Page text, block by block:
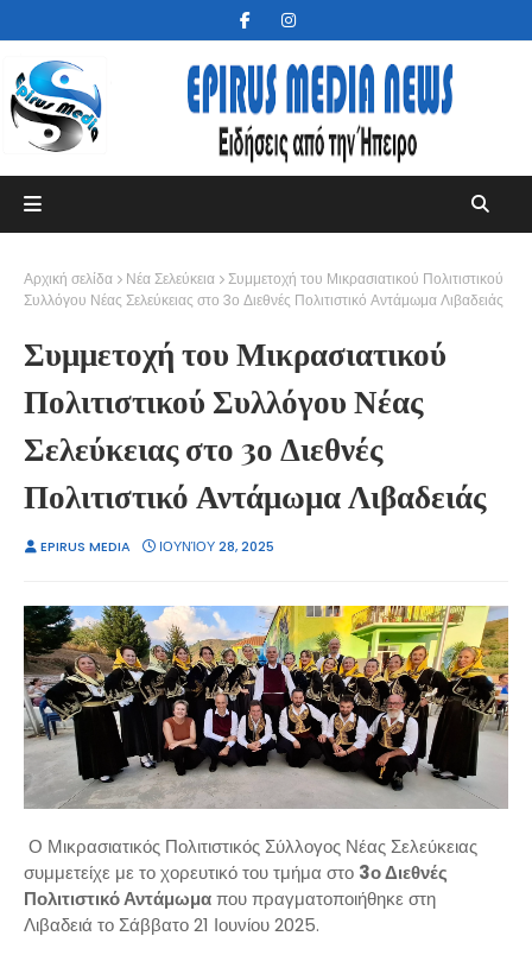
Αρχική σελίδα Νέα Σελεύκεια
Συμμετοχή του Μικρασιατικού Πολιτιστικού
Συλλόγου Νέας Σελεύκειας στο 3ο Διεθνές Πολιτιστικό Αντάμωμα Λιβαδειάς
Συμμετοχή του Μικρασιατικού
Πολιτιστικού Συλλόγου Νέας
Σελεύκειας στο 3ο Διεθνές
Πολιτιστικό Αντάμωμα Λιβαδειάς
EPIRUS MEDIA ΙΟΥΝΊΟΥ 28, 2025
Ο Μικρασιατικός Πολιτιστικός Σύλλογος Νέας Σελεύκειας
συμμετείχε με το χορευτικό του τμήμα στο 3ο Διεθνές
Πολιτιστικό Αντάμωμαπου πραγματοποιήθηκε στη
Λιβαδειά το Σάββατο 21 Ιουνίου 2025.